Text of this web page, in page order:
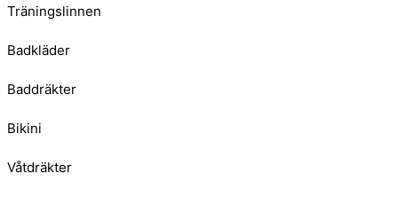
Träningslinnen
Badkläder
Baddräkter
Bikini
Våtdräkter